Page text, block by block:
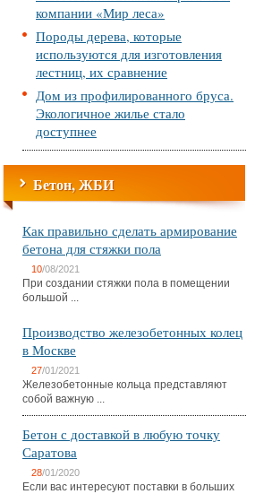
компании «Мир леса»
Породы дерева, которые
используются для изготовления
лестниц, их сравнение
Дом из профилированного бруса.
Экологичное жилье стало
доступнее
Бетон, ЖБИ
Как правильно сделать армирование
бетона для стяжки пола
10/08/2021
При создании стяжки пола в помещении
большой ...
Производство железобетонных колец
в Москве
27/01/2021
Железобетонные кольца представляют
собой важную ...
Бетон с доставкой в любую точку
Саратова
28/01/2020
Если вас интересуют поставки в больших